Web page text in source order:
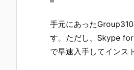
手元にあった
す。ただし、Skype
で早速入手してインス